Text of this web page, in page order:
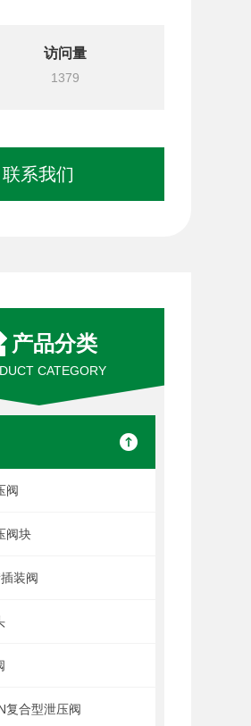
访问量
1379
联系我们
产品分类
CATEGORY
阀
阀块
装阀
复合型泄压阀